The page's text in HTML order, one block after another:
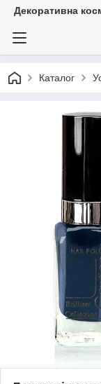
Декоративна
Каталог